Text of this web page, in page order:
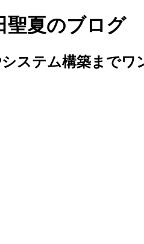
聖夏のブログ
ステム構築まで